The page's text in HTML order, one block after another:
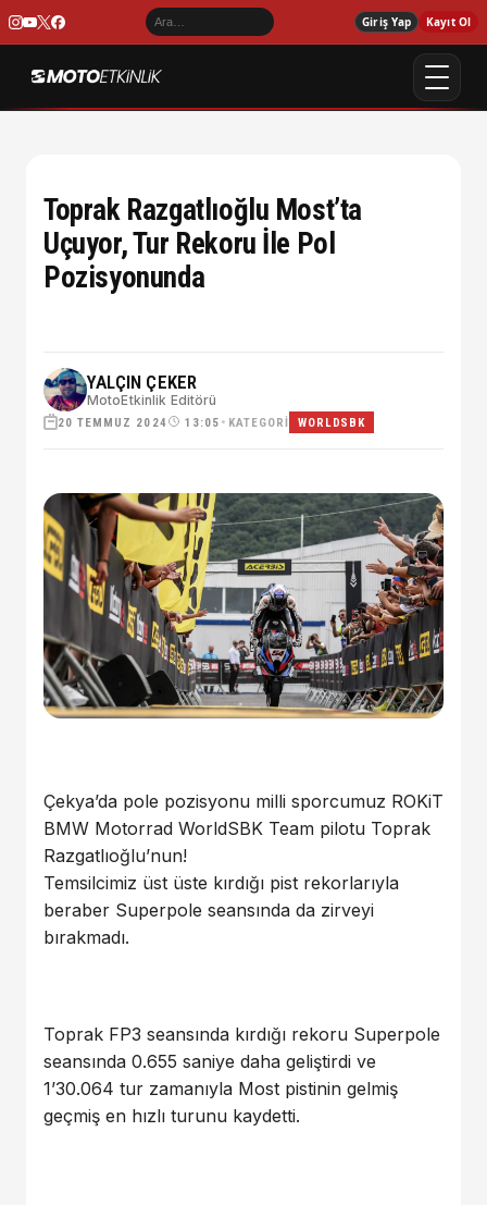
Giriş Yap Kayıt Ol
Toprak Razgatlıoğlu Most’ta
Uçuyor, Tur Rekoru İle Pol
Pozisyonunda
YALÇIN ÇEKER
MotoEtkinlik Editörü
20 TEMMUZ 2024 13:05 • KATEGORI WORLDSBK
Çekya’da pole pozisyonu milli sporcumuz ROKiT
BMW Motorrad WorldSBK Team pilotu Toprak
Razgatlıoğlu’nun!
Temsilcimiz üst üste kırdığı pist rekorlarıyla
beraber Superpole seansında da zirveyi
bırakmadı.
Toprak FP3 seansında kırdığı rekoru Superpole
seansında 0.655 saniye daha geliştirdi ve
1’30.064 tur zamanıyla Most pistinin gelmiş
geçmiş en hızlı turunu kaydetti.